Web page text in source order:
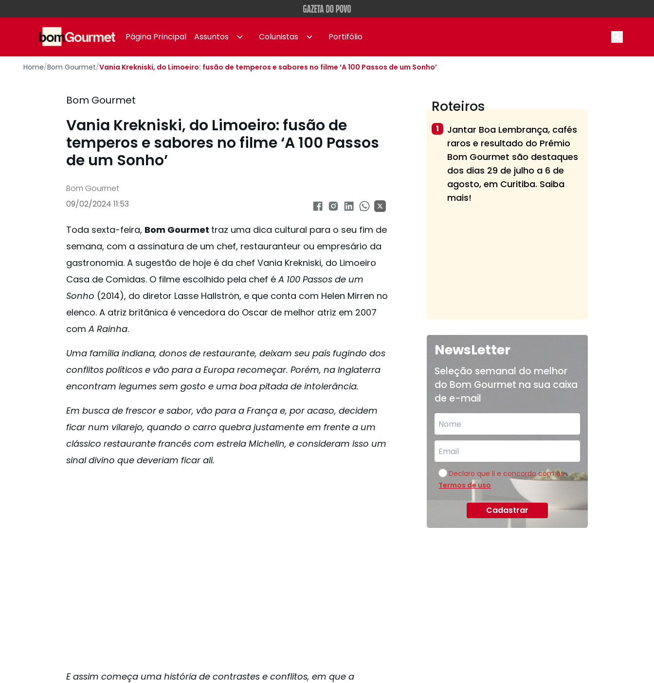
Página Principal
Assuntos Colunistas Portifólio
Home/Bom Gourmet/Vania Krekniski, do Limoeiro: fusão de temperos e sabores no filme ‘A 100 Passos de um Sonho’
Bom Gourmet
Vania Krekniski, do Limoeiro: fusão de
temperos e sabores no filme ‘A 100 Passos
de um Sonho’
Bom Gourmet
09/02/2024 11:53
Toda sexta-feira, Bom Gourmet traz uma dica cultural para o seu fim de
semana, com a assinatura de um chef, restauranteur ou empresário da
gastronomia. A sugestão de hoje é da chef Vania Krekniski, do Limoeiro
Casa de Comidas. O filme escolhido pela chef éA 100 Passos de um
Sonho (2014), do diretor Lasse Hallströn, e que conta com Helen Mirren no
elenco. A atriz britânica é vencedora do Oscar de melhor atriz em 2007
comA Rainha.
Uma família indiana, donos de restaurante, deixam seu país fugindo dos
conflitos políticos e vão para a Europa recomeçar. Porém, na Inglaterra
encontram legumes sem gosto e uma boa pitada de intolerância.
Em busca de frescor e sabor, vão para a França e, por acaso, decidem
ficar num vilarejo, quando o carro quebra justamente em frente a um
clássico restaurante francês com estrela Michelin, e consideram isso um
sinal divino que deveriam ficar ali.
E assim começa uma história de contrastes e conflitos, em que a
Roteiros
1
Jantar Boa Lembrança, cafés
raros e resultado do Prêmio
Bom Gourmet são destaques
dos dias 29 de julho a 6 de
agosto, em Curitiba. Saiba
mais!
NewsLetter
Seleção semanal do melhor
do Bom Gourmet na sua caixa
de e-mail
Declaro que li e concordo com os
Termos de uso
Cadastrar